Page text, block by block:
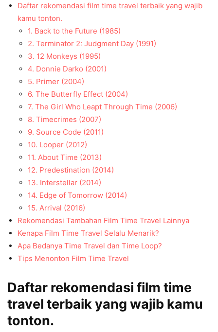
Daftar rekomendasi film time travel terbaik yang wajib
kamu tonton.
1. Back to the Future (1985)
2. Terminator 2: Judgment Day (1991)
3. 12 Monkeys (1995)
4. Donnie Darko (2001)
5. Primer (2004)
6. The Butterfly Effect (2004)
7. The Girl Who Leapt Through Time (2006)
8. Timecrimes (2007)
9. Source Code (2011)
10. Looper (2012)
11. About Time (2013)
12. Predestination (2014)
13. Interstellar (2014)
14. Edge of Tomorrow (2014)
15. Arrival (2016)
Rekomendasi Tambahan Film Time Travel Lainnya
Kenapa Film Time Travel Selalu Menarik?
Apa Bedanya Time Travel dan Time Loop?
Tips Menonton Film Time Travel
Daftar rekomendasi film time
travel terbaik yang wajib kamu
tonton.